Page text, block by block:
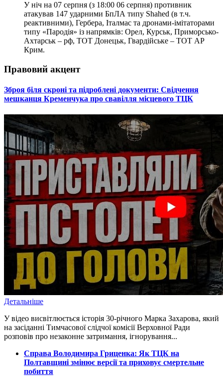
У ніч на 07 серпня (з 18:00 06 серпня) противник
атакував 147 ударними БпЛА типу Shahed (в т.ч.
реактивними), Гербера, Італмас та дронами-імітаторами
типу «Пародія» із напрямків: Орел, Курськ, Приморсько-
Ахтарськ – рф, ТОТ Донецьк, Гвардійське – ТОТ АР
Крим.
Правовий акцент
​Зброя біля скроні та підроблені документи: Свідчення
мешканця Кременчука про свавілля місцевого ТЦК
Детальніше
У відео висвітлюється історія 30-річного Марка Захарова, який
на засіданні Тимчасової слідчої комісії Верховної Ради
розповів про незаконне затримання, ігнорування...
​Справа Володимира Гриценка: Як ТЦК на
Полтавщині змінює версії та приховує смертельне
побиття